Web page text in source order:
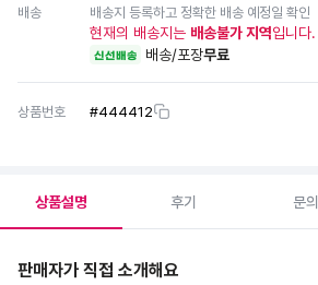
배송 배송지 등록하고 정확한 배송 예정일 확인
현재의 배송지는 배송불가 지역입니다.
신선배송 배송/포장무료
상품번호 #444412
상품설명 후기 문의
판매자가 직접 소개해요